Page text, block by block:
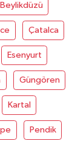
Beylikdüzü
Çatalca
Esenyurt
Güngören
Kartal
Pendik